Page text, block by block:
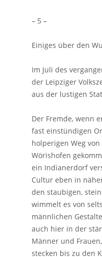
– 5 –
Einiges über den
Im Juli des
der Leipziger
aus der lustigen
Der Fremde, wenn
fast einstündigen
holperigen Weg
Wörishofen
ein Indianerdorf
Cultur eben in
den staubigen,
wimmelt es von
männlichen
auch hier in der
Männer und
stecken bis zu den